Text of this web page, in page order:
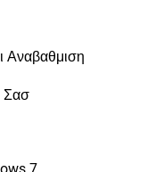
Αναβαθμιση
Σασ